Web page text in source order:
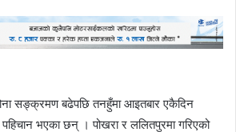
सङ्क्रमण बढेपछि तनहुँमा आइतबार एकैदिन
भएका छन् । पोखरा र ललितपुरमा गरिएको